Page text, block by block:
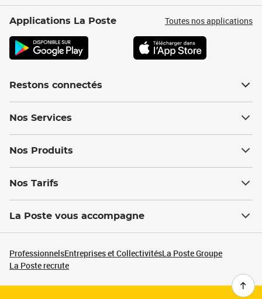
Applications La Poste Toutes nos applications
Restons connectés
Nos Services
Nos Produits
Nos Tarifs
La Poste vous accompagne
ProfessionnelsEntreprises et CollectivitésLa Poste Groupe
La Poste recrute